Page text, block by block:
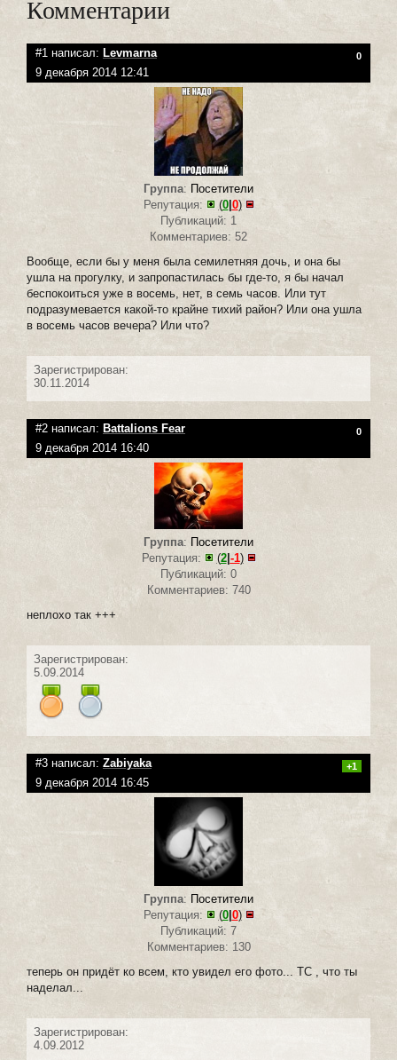
Комментарии
#1 написал: Levmarna 0
9 декабря 2014 12:41
Группа: Посетители
Репутация:
(0| 0)
Публикаций: 1
Комментариев: 52
Вообще, если бы у меня была семилетняя дочь, и она бы
ушла на прогулку, и запропастилась бы где-то, я бы начал
беспокоиться уже в восемь, нет, в семь часов. Или тут
подразумевается какой-то крайне тихий район? Или она ушла
в восемь часов вечера? Или что?
Зарегистрирован:
30.11.2014
#2 написал: Battalions Fear 0
9 декабря 2014 16:40
Группа: Посетители
Репутация:
(2|-1)
Публикаций: 0
Комментариев: 740
неплохо так +++
Зарегистрирован:
5.09.2014
#3 написал: Zabiyaka +1
9 декабря 2014 16:45
Группа: Посетители
Репутация:
(0|0)
Публикаций: 7
Комментариев: 130
теперь он придёт ко всем, кто увидел его фото... TC , что ты
наделал...
Зарегистрирован:
4.09.2012